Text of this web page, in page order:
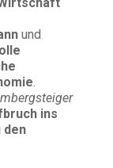
und
ins
den